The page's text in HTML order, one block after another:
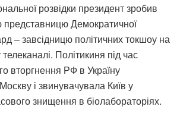
розвідки президент зробив
Демократичної
– завсідницю політичних токшоу на
Політикиня під час
вторгнення РФ в Україну
і звинувачувала Київ у
знищення в біолабораторіях.